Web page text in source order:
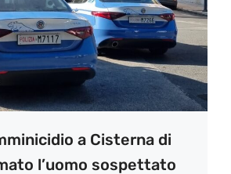
a Cisterna di
l’uomo sospettato